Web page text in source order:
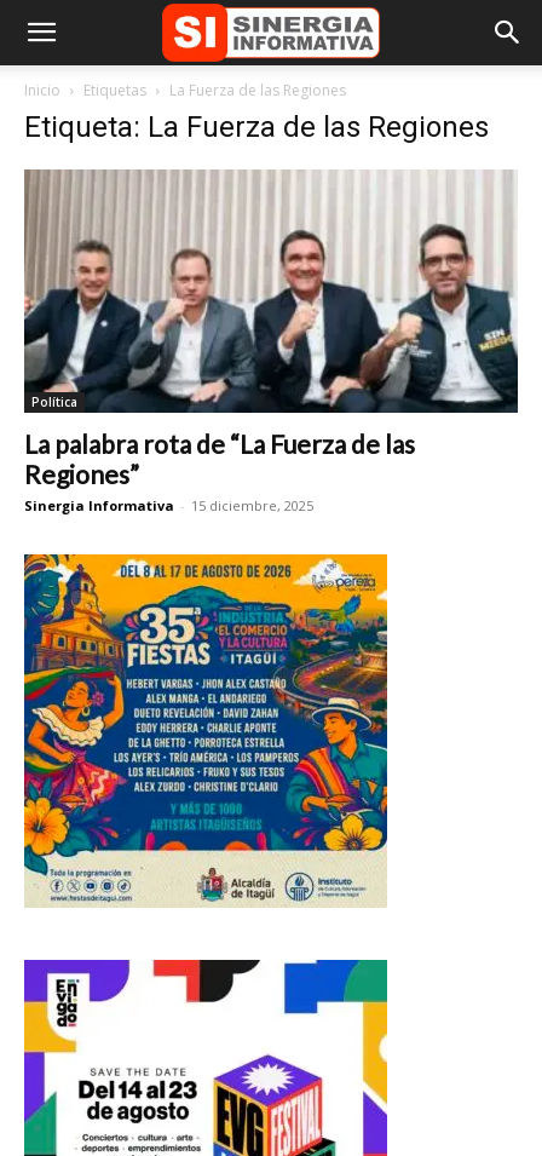
Inicio Etiquetas La Fuerza de las Regiones
Etiqueta: La Fuerza de las Regiones
Política
La palabra rota de “La Fuerza de las
Regiones”
Sinergia Informativa - 15 diciembre, 2025